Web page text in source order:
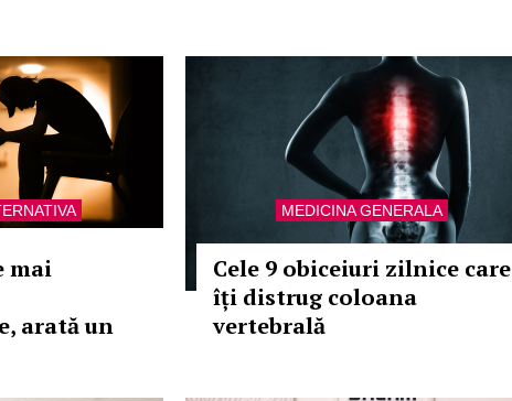
mai
arată un
MEDICINA GENERALA
Cele 9 obiceiuri zilnice care
îți distrug coloana
vertebrală